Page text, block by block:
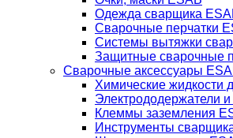
Одежда сварщика
Сварочные перчатки
Системы вытяжки
Защитные сварочные
Сварочные аксессуары
Химические жидкости
Электрододержатели
Клеммы заземления
Инструменты